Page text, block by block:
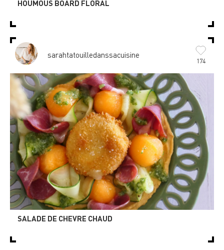
HOUMOUS BOARD FLORAL
sarahtatouilledanssacuisine
174
SALADE DE CHEVRE CHAUD